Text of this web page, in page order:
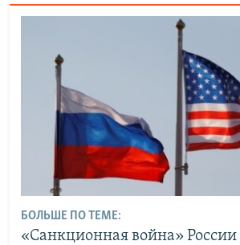
БОЛЬШЕ ПО ТЕМЕ:
«Санкционная война» России